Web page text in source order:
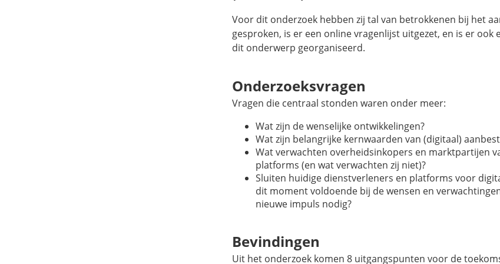
Voor dit onderzoek hebben zij tal van betrokkenen bij het
gesproken, is er een online vragenlijst uitgezet, en is er ook
dit onderwerp georganiseerd.
Onderzoeksvragen
Vragen die centraal stonden waren onder meer:
Wat zijn de wenselijke ontwikkelingen?
Wat zijn belangrijke kernwaarden van (digitaal)
Wat verwachten overheidsinkopers en marktpartijen
platforms (en wat verwachten zij niet)?
Sluiten huidige dienstverleners en platforms voor
dit moment voldoende bij de wensen en
nieuwe impuls nodig?
Bevindingen
Uit het onderzoek komen 8 uitgangspunten voor de